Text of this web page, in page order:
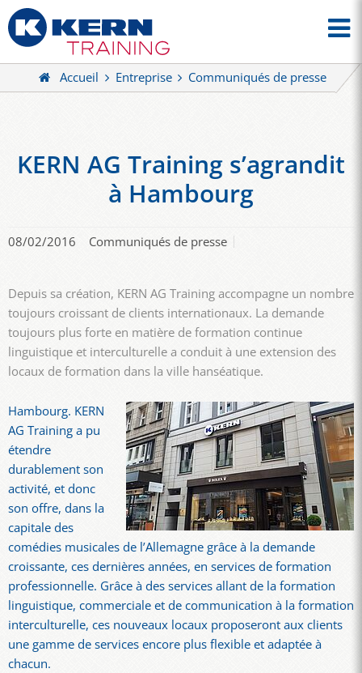
Accueil Entreprise Communiqués de presse
KERN AG Training s’agrandit
à Hambourg
08/02/2016 Communiqués de presse
Depuis sa création, KERN AG Training accompagne un nombre
toujours croissant de clients internationaux. La demande
toujours plus forte en matière de formation continue
linguistique et interculturelle a conduit à une extension des
locaux de formation dans la ville hanséatique.
Hambourg. KERN
AG Training a pu
étendre
durablement son
activité, et donc
son offre, dans la
capitale des
comédies musicales de l’Allemagne grâce à la demande
croissante, ces dernières années, en services de formation
professionnelle. Grâce à des services allant de la formation
linguistique, commerciale et de communication à la formation
interculturelle, ces nouveaux locaux proposeront aux clients
une gamme de services encore plus flexible et adaptée à
chacun.